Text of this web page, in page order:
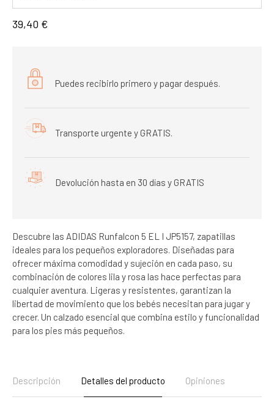
39,40 €
Puedes recibirlo primero y pagar después.
Transporte urgente y GRATIS.
Devolución hasta en 30 días y GRATIS
Descubre las ADIDAS Runfalcon 5 EL I JP5157, zapatillas
ideales para los pequeños exploradores. Diseñadas para
ofrecer máxima comodidad y sujeción en cada paso, su
combinación de colores lila y rosa las hace perfectas para
cualquier aventura. Ligeras y resistentes, garantizan la
libertad de movimiento que los bebés necesitan para jugar y
crecer. Un calzado esencial que combina estilo y funcionalidad
para los pies más pequeños.
Descripción Detalles del producto Opiniones